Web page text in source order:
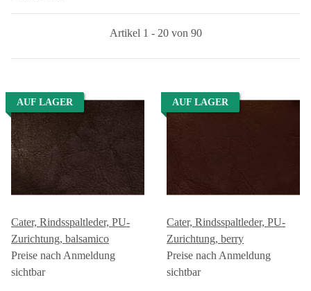
Artikel 1 - 20 von 90
AUF LAGER
Cater, Rindsspaltleder, PU-
Zurichtung, balsamico
Preise nach Anmeldung
sichtbar
AUF LAGER
Cater, Rindsspaltleder, PU-
Zurichtung, berry
Preise nach Anmeldung
sichtbar